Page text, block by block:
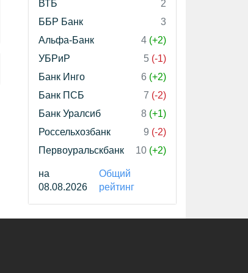
ВТБ
2
ББР Банк
3
Альфа-Банк
4 (+2)
УБРиР
5 (-1)
Банк Инго
6 (+2)
Банк ПСБ
7 (-2)
Банк Уралсиб
8 (+1)
Россельхозбанк
9 (-2)
Первоуральскбанк
10 (+2)
на
08.08.2026
Общий
рейтинг